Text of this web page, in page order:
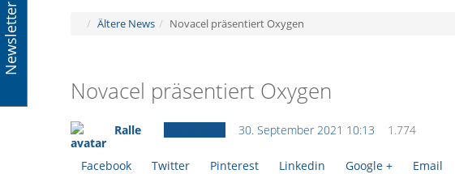
Ältere News Novacel präsentiert Oxygen
Novacel präsentiert Oxygen
Ralle 30. September 2021 10:13 1.774
Facebook Twitter Pinterest Linkedin Google + Email
Newsletter